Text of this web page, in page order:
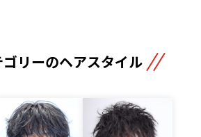
リーのヘアスタイル